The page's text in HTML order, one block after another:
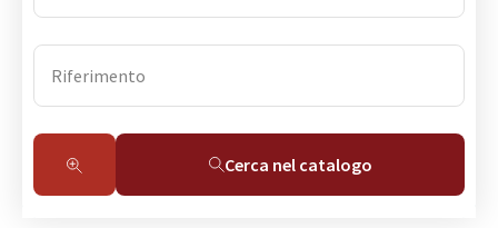
Cerca nel catalogo